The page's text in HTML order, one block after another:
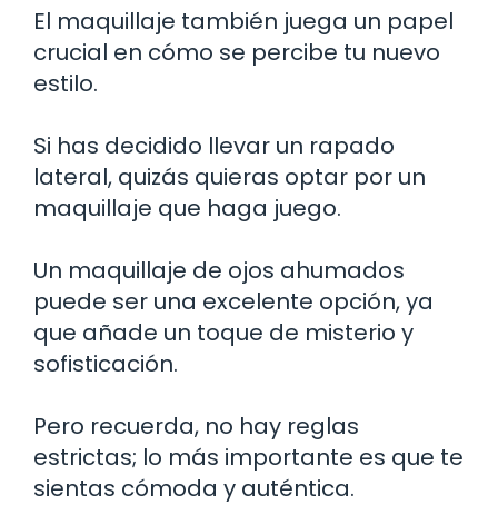
El maquillaje también juega un papel
crucial en cómo se percibe tu nuevo
estilo.
Si has decidido llevar un rapado
lateral, quizás quieras optar por un
maquillaje que haga juego.
Un maquillaje de ojos ahumados
puede ser una excelente opción, ya
que añade un toque de misterio y
sofisticación.
Pero recuerda, no hay reglas
estrictas; lo más importante es que te
sientas cómoda y auténtica.